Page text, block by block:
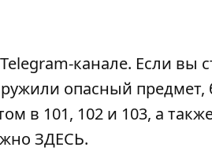
Telegram-канале. Если вы
опасный предмет,
в 101, 102 и 103, а
ЗДЕСЬ.